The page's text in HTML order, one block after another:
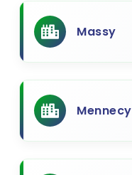
Massy
Mennecy